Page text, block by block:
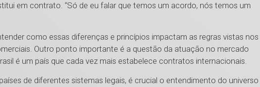
em contrato. “Só de eu falar que temos um acordo, nós temos um
como essas diferenças e princípios impactam as regras vistas nos
Outro ponto importante é a questão da atuação no mercado
é um país que cada vez mais estabelece contratos internacionais.
de diferentes sistemas legais, é crucial o entendimento do universo